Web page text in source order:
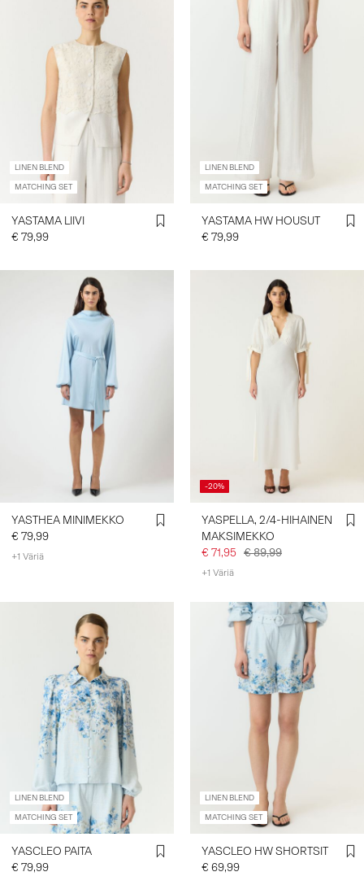
LINEN BLEND
MATCHING SET
YASTAMA LIIVI
€ 79,99
LINEN BLEND
MATCHING SET
YASTAMA HW HOUSUT
€ 79,99
YASTHEA MINIMEKKO
€ 79,99
+1 Väriä
-20%
YASPELLA, 2/4-HIHAINEN
MAKSIMEKKO
€ 71,95 € 89,99
+1 Väriä
LINEN BLEND
MATCHING SET
YASCLEO PAITA
€ 79,99
LINEN BLEND
MATCHING SET
YASCLEO HW SHORTSIT
€ 69,99